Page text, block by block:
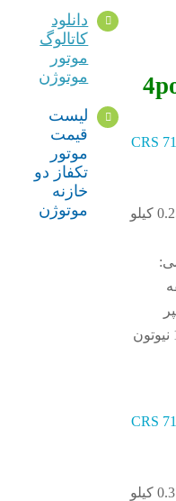
دانلود
کاتالوگ
موتوژن
لیست
قیمت
موتور
تکفاز دو
موتوژن